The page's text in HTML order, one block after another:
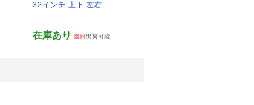
32インチ 上下 左右...
在庫あり 当日出荷可能